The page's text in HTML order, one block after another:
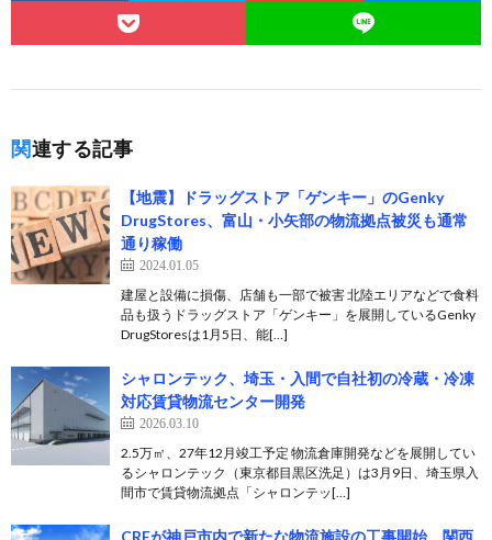
関連する記事
【地震】ドラッグストア「ゲンキー」のGenky
DrugStores、富山・小矢部の物流拠点被災も通常
通り稼働
2024.01.05
建屋と設備に損傷、店舗も一部で被害 北陸エリアなどで食料
品も扱うドラッグストア「ゲンキー」を展開しているGenky
DrugStoresは1月5日、能[…]
シャロンテック、埼玉・入間で自社初の冷蔵・冷凍
対応賃貸物流センター開発
2026.03.10
2.5万㎡、27年12月竣工予定 物流倉庫開発などを展開してい
るシャロンテック（東京都目黒区洗足）は3月9日、埼玉県入
間市で賃貸物流拠点「シャロンテッ[…]
CREが神戸市内で新たな物流施設の工事開始、関西